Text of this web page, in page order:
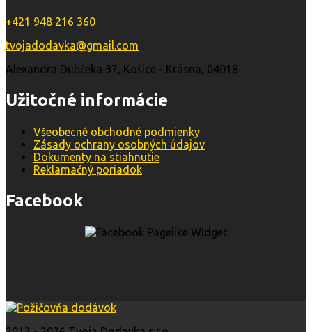
+421 948 216 360
tvojadodavka@gmail.com
Alexandra Dubčeka 37, Košice - Krásna, 04018
Užitočné informácie
Všeobecné obchodné podmienky
Zásady ochrany osobných údajov
Dokumenty na stiahnutie
Reklamačný poriadok
Facebook